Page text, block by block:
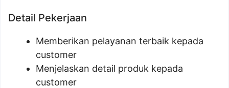
Detail Pekerjaan
Memberikan pelayanan terbaik kepada
customer
Menjelaskan detail produk kepada
customer